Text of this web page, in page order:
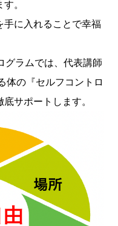
。
手に入れることで幸福
ラムでは、代表講師
体の『セルフコントロ
サポートします。